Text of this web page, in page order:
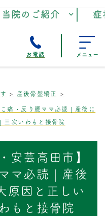
当院のご紹介
お電話 メニュー
産後骨盤矯正
痛・反り腰ママ必読｜産後に
三次いわもと接骨院
安芸高田市】
マ必読｜産後
原因と正しい
もと接骨院